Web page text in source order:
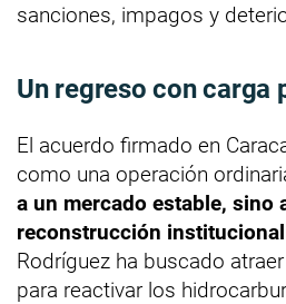
sanciones, impagos y
Un regreso con carga
El acuerdo firmado en
como una operación
a un mercado estable, sino
reconstrucción
Rodríguez ha buscado
para reactivar los